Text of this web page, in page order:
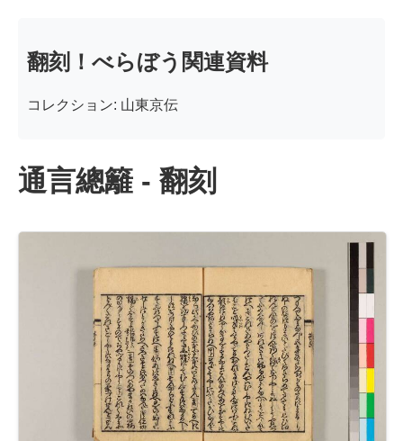
翻刻！べらぼう関連資料
コレクション: 山東京伝
通言總籬 - 翻刻